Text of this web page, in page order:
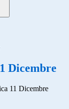
Dicembre
11 Dicembre